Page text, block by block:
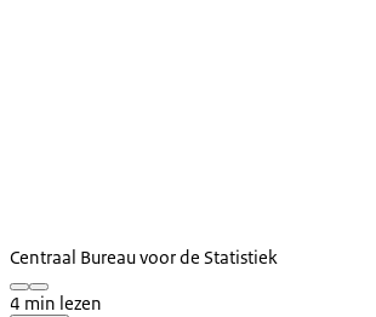
Centraal Bureau voor de Statistiek
4 min lezen